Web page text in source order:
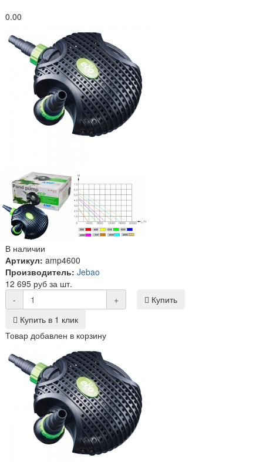
0.00
В наличии
Артикул: amp4600
Производитель: Jebao
12 695 руб за шт.
-
+
Купить
Купить в 1 клик
Товар добавлен в корзину